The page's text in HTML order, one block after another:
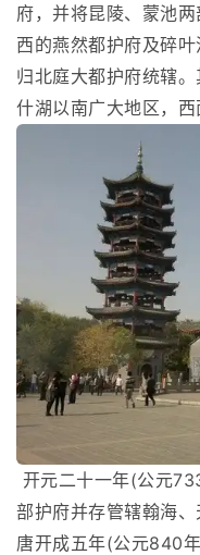
府，并将昆陵、蒙池
西的燕然都护府及碎
归北庭大都护府统辖
什湖以南广大地区，西
开元二十一年(公元
部护府并存管辖翰海、
唐开成五年(公元840